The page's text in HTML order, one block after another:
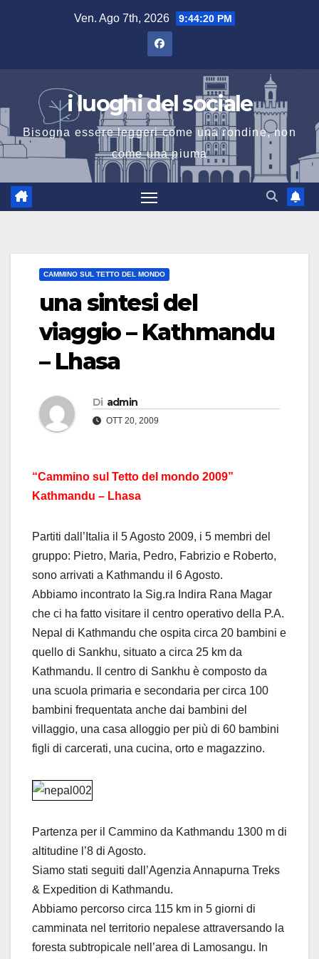
Ven. Ago 7th, 2026 9:44:21 PM
i luoghi del sociale
Bisogna essere leggeri come una rondine, non
come una piuma
CAMMINO SUL TETTO DEL MONDO
una sintesi del
viaggio – Kathmandu
– Lhasa
Di admin
OTT 20, 2009
“Cammino sul Tetto del mondo 2009”
Kathmandu – Lhasa
Partiti dall’Italia il 5 Agosto 2009, i 5 membri del
gruppo: Pietro, Maria, Pedro, Fabrizio e Roberto,
sono arrivati a Kathmandu il 6 Agosto.
Abbiamo incontrato la Sig.ra Indira Rana Magar
che ci ha fatto visitare il centro operativo della P.A.
Nepal di Kathmandu che ospita circa 20 bambini e
quello di Sankhu, situato a circa 25 km da
Kathmandu. Il centro di Sankhu è composto da
una scuola primaria e secondaria per circa 100
bambini frequentata anche dai bambini del
villaggio, una casa alloggio per più di 60 bambini
figli di carcerati, una cucina, orto e magazzino.
Partenza per il Cammino da Kathmandu 1300 m di
altitudine l’8 di Agosto.
Siamo stati seguiti dall’Agenzia Annapurna Treks
& Expedition di Kathmandu.
Abbiamo percorso circa 115 km in 5 giorni di
camminata nel territorio nepalese attraversando la
foresta subtropicale nell’area di Lamosangu. In